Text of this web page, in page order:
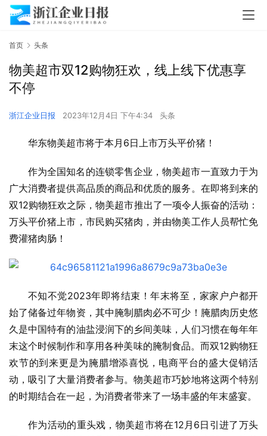
首页 头条
物美超市双12购物狂欢，线上线下优惠享
不停
浙江企业日报 2023年12月4日 下午4:34 头条
华东物美超市将于本月6日上市万头平价猪！
作为全国知名的连锁零售企业，物美超市一直致力于为
广大消费者提供高品质的商品和优质的服务。在即将到来的
双12购物狂欢之际，物美超市推出了一项令人振奋的活动：
万头平价猪上市，市民购买猪肉，并由物美工作人员帮忙免
费灌猪肉肠！
不知不觉2023年即将结束！年末将至，家家户户都开
始了储备过年物资，其中腌制腊肉必不可少！腌腊肉历史悠
久是中国特有的油盐浸润下的乡间美味，人们习惯在每年年
末这个时候制作和享用各种美味的腌制食品。而双12购物狂
欢节的到来更是为腌腊增添喜悦，电商平台的盛大促销活
动，吸引了大量消费者参与。物美超市巧妙地将这两个特别
的时期结合在一起，为消费者带来了一场丰盛的年末盛宴。
作为活动的重头戏，物美超市将在12月6日引进了万头